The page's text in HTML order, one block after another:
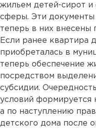
жильем детей-сирот
сферы. Эти документы
теперь в них внесены
Если ранее квартира
приобреталась в
теперь обеспечение
посредством
субсидии.
условий формируется
а по наступлению
детского дома после